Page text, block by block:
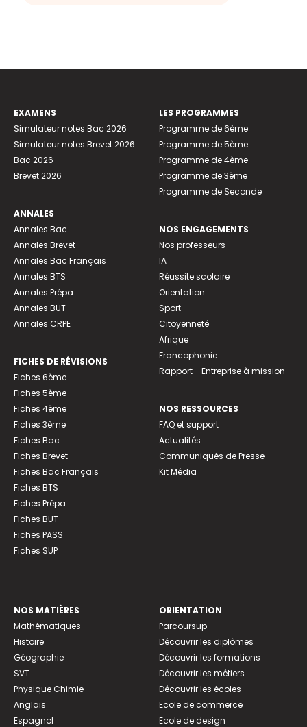
EXAMENS
Simulateur notes Bac 2026
Simulateur notes Brevet 2026
Bac 2026
Brevet 2026
ANNALES
Annales Bac
Annales Brevet
Annales Bac Français
Annales BTS
Annales Prépa
Annales BUT
Annales CRPE
FICHES DE RÉVISIONS
Fiches 6ème
Fiches 5ème
Fiches 4ème
Fiches 3ème
Fiches Bac
Fiches Brevet
Fiches Bac Français
Fiches BTS
Fiches Prépa
Fiches BUT
Fiches PASS
Fiches SUP
LES PROGRAMMES
Programme de 6ème
Programme de 5ème
Programme de 4ème
Programme de 3ème
Programme de Seconde
NOS ENGAGEMENTS
Nos professeurs
IA
Réussite scolaire
Orientation
Sport
Citoyenneté
Afrique
Francophonie
Rapport - Entreprise à mission
NOS RESSOURCES
FAQ et support
Actualités
Communiqués de Presse
Kit Média
NOS MATIÈRES
Mathématiques
Histoire
Géographie
SVT
Physique Chimie
Anglais
Espagnol
ORIENTATION
Parcoursup
Découvrir les diplômes
Découvrir les formations
Découvrir les métiers
Découvrir les écoles
Ecole de commerce
Ecole de design